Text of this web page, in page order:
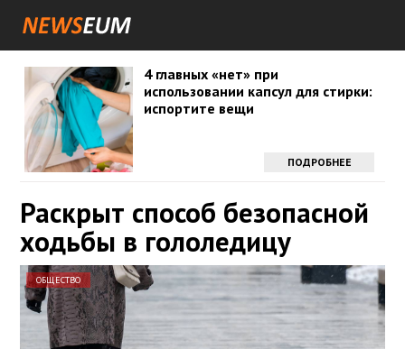
4 главных «нет» при
использовании капсул для стирки:
испортите вещи
ПОДРОБНЕЕ
Раскрыт способ безопасной
ходьбы в гололедицу
ОБЩЕСТВО